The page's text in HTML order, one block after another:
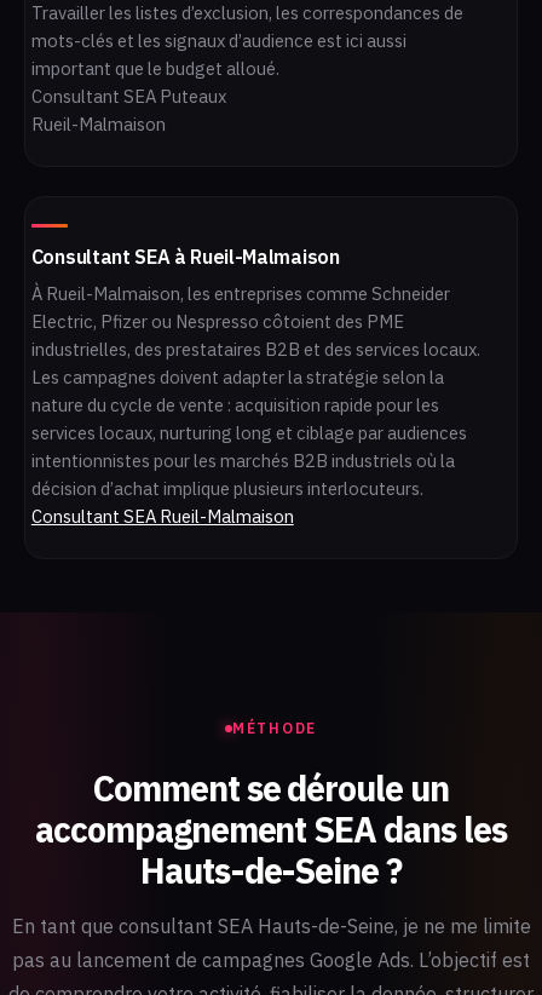
Travailler les listes d’exclusion, les correspondances de
mots-clés et les signaux d’audience est ici aussi
important que le budget alloué.
Consultant SEA Puteaux
Rueil-Malmaison
Consultant SEA à Rueil-Malmaison
À Rueil-Malmaison, les entreprises comme Schneider
Electric, Pfizer ou Nespresso côtoient des PME
industrielles, des prestataires B2B et des services locaux.
Les campagnes doivent adapter la stratégie selon la
nature du cycle de vente : acquisition rapide pour les
services locaux, nurturing long et ciblage par audiences
intentionnistes pour les marchés B2B industriels où la
décision d’achat implique plusieurs interlocuteurs.
Consultant SEA Rueil-Malmaison
MÉTHODE
Comment se déroule un
accompagnement SEA dans les
Hauts-de-Seine ?
En tant que consultant SEA Hauts-de-Seine, je ne me limite
pas au lancement de campagnes Google Ads. L’objectif est